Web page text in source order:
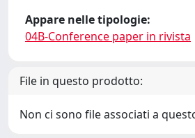
Appare nelle tipologie:
04B-Conference paper in rivista
File in questo prodotto:
Non ci sono file associati a